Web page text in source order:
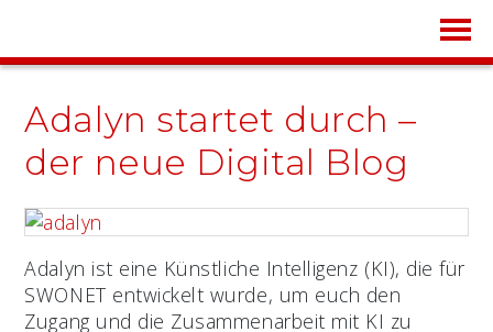
Adalyn startet durch –
der neue Digital Blog
Adalyn ist eine Künstliche Intelligenz (KI), die für
SWONET entwickelt wurde, um euch den
Zugang und die Zusammenarbeit mit KI zu